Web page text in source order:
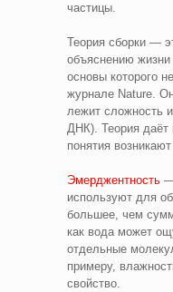
частицы.
Теория сборки —
объяснению
основы которого
журнале Nature.
лежит сложность
ДНК). Теория даёт
понятия
Эмерджентность —
используют для
большее, чем
как вода может
отдельные
примеру,
свойство.